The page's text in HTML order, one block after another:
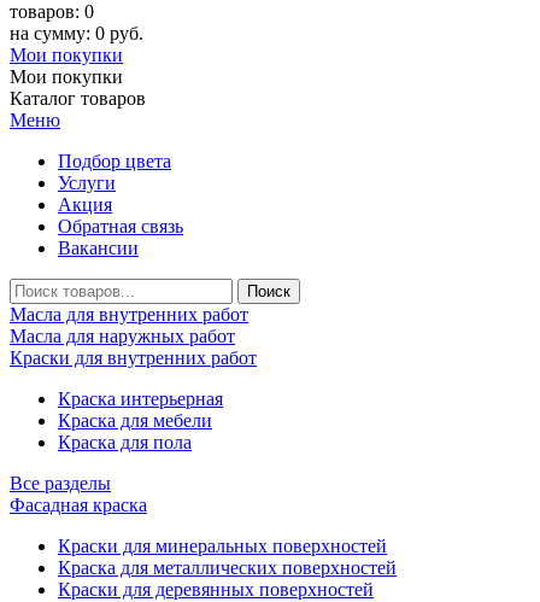
товаров: 0
на сумму: 0 руб.
Мои покупки
Мои покупки
Каталог товаров
Меню
Подбор цвета
Услуги
Акция
Обратная связь
Вакансии
Масла для внутренних работ
Масла для наружных работ
Краски для внутренних работ
Краска интерьерная
Краска для мебели
Краска для пола
Все разделы
Фасадная краска
Краски для минеральных поверхностей
Краска для металлических поверхностей
Краски для деревянных поверхностей